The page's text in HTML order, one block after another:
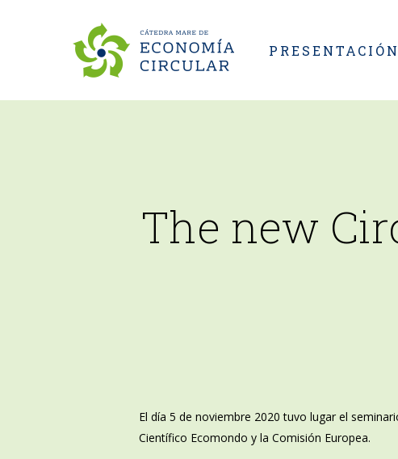
PRESENTACIÓN
The new
El día 5 de noviembre 2020 tuvo lugar el
Científico Ecomondo y la Comisión Europea.